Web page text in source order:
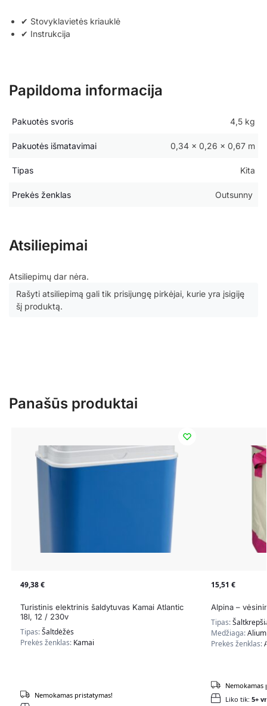
✔ Stovyklavietės kriauklė
✔ Instrukcija
Papildoma informacija
Pakuotės svoris 4,5 kg
Pakuotės išmatavimai 0,34 × 0,26 × 0,67 m
Tipas Kita
Prekės ženklas Outsunny
Atsiliepimai
Atsiliepimų dar nėra.
Rašyti atsiliepimą gali tik prisijungę pirkėjai, kurie yra įsigiję
šį produktą.
Panašūs produktai
49,38€
Turistinis elektrinis šaldytuvas Kamai Atlantic
18l, 12 / 230v
Tipas:Šaltdėžės
Prekės ženklas: Kamai
Nemokamas pristatymas!
15,51 €
Alpina –
Tipas:
Medžiaga:
Prekės ženklas:
Liko tik: 5+
Nemokamas